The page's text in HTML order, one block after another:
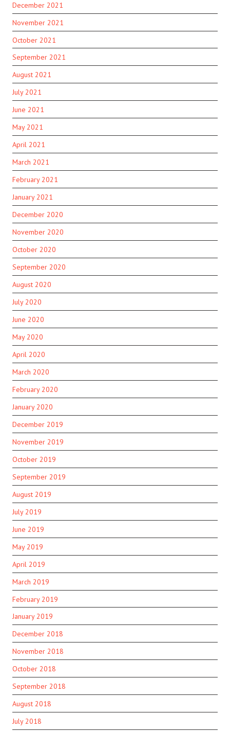
December 2021
November 2021
October 2021
September 2021
August 2021
July 2021
June 2021
May 2021
April 2021
March 2021
February 2021
January 2021
December 2020
November 2020
October 2020
September 2020
August 2020
July 2020
June 2020
May 2020
April 2020
March 2020
February 2020
January 2020
December 2019
November 2019
October 2019
September 2019
August 2019
July 2019
June 2019
May 2019
April 2019
March 2019
February 2019
January 2019
December 2018
November 2018
October 2018
September 2018
August 2018
July 2018